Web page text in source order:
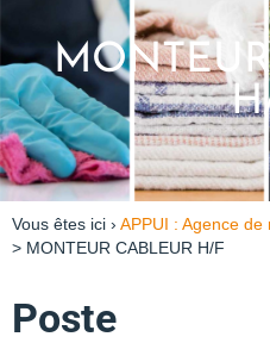
Vous êtes ici › APPUI : Agence
> MONTEUR CABLEUR H/F
Poste